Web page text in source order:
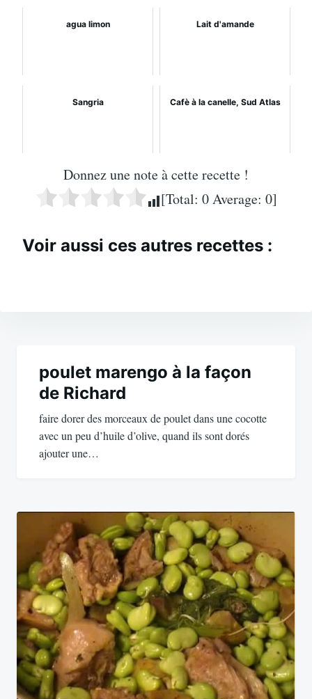
agua limon Lait d'amande
Sangria Cafè à la canelle, Sud Atlas
Donnez une note à cette recette !
[Total: 0Average: 0]
Voir aussi ces autres recettes :
l’article
poulet marengo à la façon
de Richard
faire dorer des morceaux de poulet dans une cocotte
avec un peu d’huile d’olive, quand ils sont dorés
ajouter une…